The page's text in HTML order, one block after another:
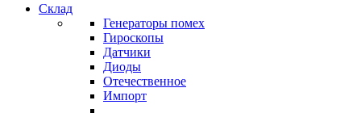
Инклинометры
Подробнее
Инклинометры
подробнее
Склад
Генераторы помех
Гироскопы
Датчики
Диоды
Отечественное
Импорт